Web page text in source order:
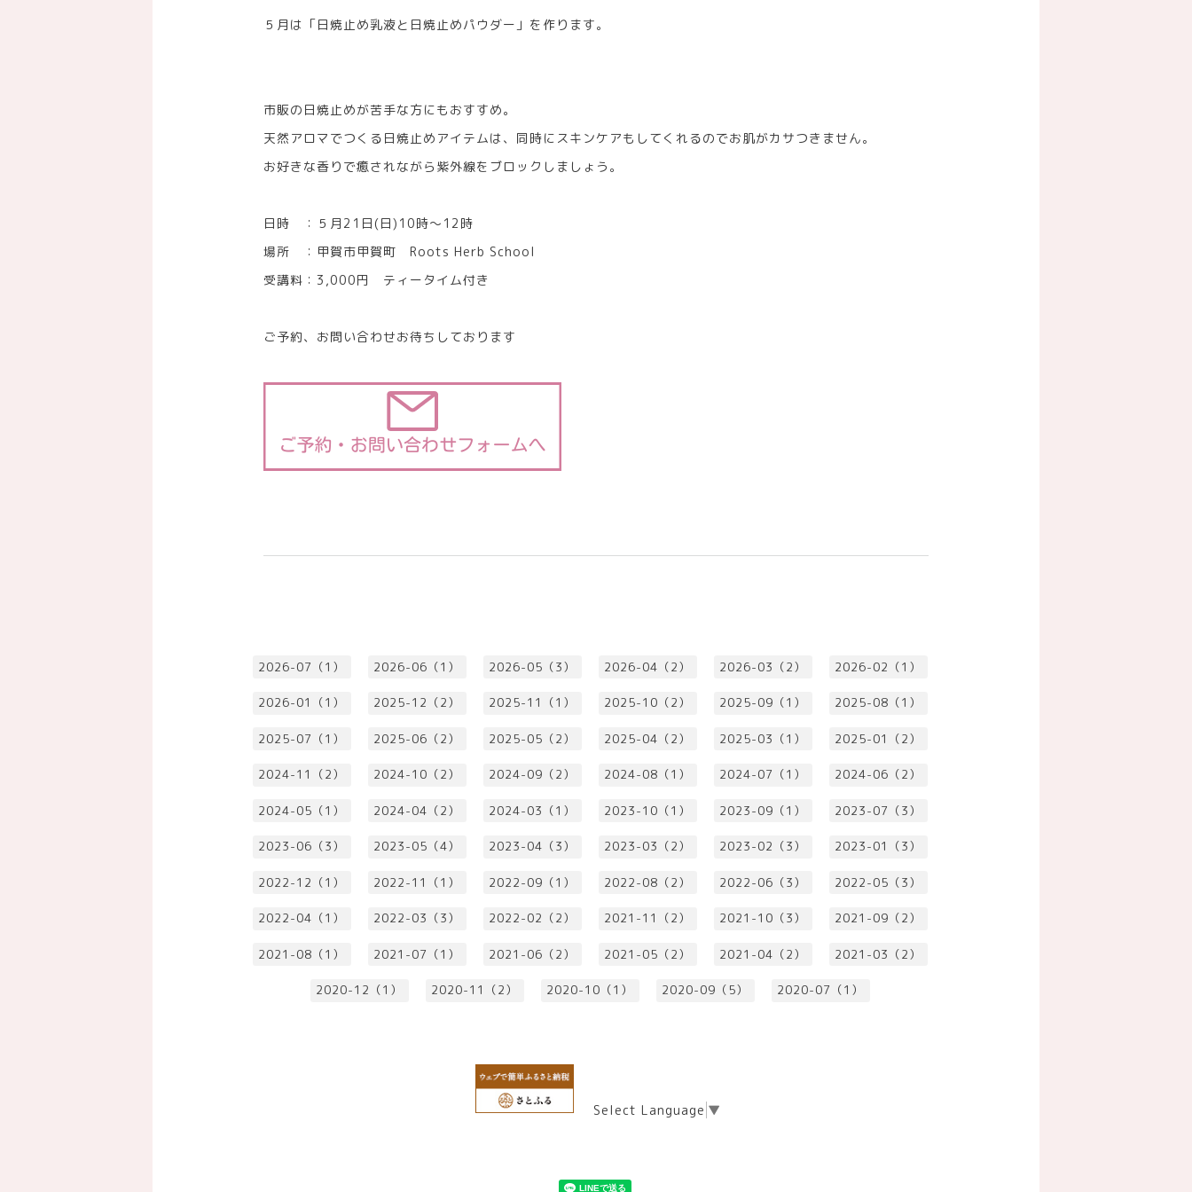
５月は「日焼止め乳液と日焼止めパウダー」を作ります。
市販の日焼止めが苦手な方にもおすすめ。
天然アロマでつくる日焼止めアイテムは、同時にスキンケアもしてくれるのでお肌がカサつきません。
お好きな香りで癒されながら紫外線をブロックしましょう。
日時 ：５月21日(日)10時～12時
場所 ：甲賀市甲賀町 Roots Herb School
受講料：3,000円 ティータイム付き
ご予約、お問い合わせお待ちしております
2026-07（1） 2026-06（1） 2026-05（3） 2026-04（2） 2026-03（2） 2026-02（1）
2026-01（1） 2025-12（2） 2025-11（1） 2025-10（2） 2025-09（1） 2025-08（1）
2025-07（1） 2025-06（2） 2025-05（2） 2025-04（2） 2025-03（1） 2025-01（2）
2024-11（2） 2024-10（2） 2024-09（2） 2024-08（1） 2024-07（1） 2024-06（2）
2024-05（1） 2024-04（2） 2024-03（1） 2023-10（1） 2023-09（1） 2023-07（3）
2023-06（3） 2023-05（4） 2023-04（3） 2023-03（2） 2023-02（3） 2023-01（3）
2022-12（1） 2022-11（1） 2022-09（1） 2022-08（2） 2022-06（3） 2022-05（3）
2022-04（1） 2022-03（3） 2022-02（2） 2021-11（2） 2021-10（3） 2021-09（2）
2021-08（1） 2021-07（1） 2021-06（2） 2021-05（2） 2021-04（2） 2021-03（2）
2020-12（1） 2020-11（2） 2020-10（1） 2020-09（5） 2020-07（1）
Select Language ▼